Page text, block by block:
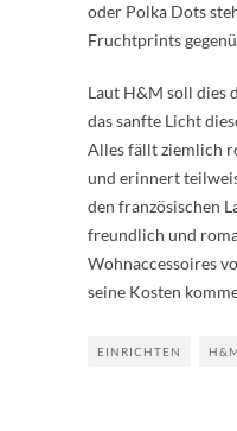
oder Polka Dots
Fruchtprints
Laut H&M soll dies
das sanfte Licht
Alles fällt ziemlich
und erinnert
den französischen
freundlich und
Wohnaccessoires
seine Kosten
EINRICHTEN